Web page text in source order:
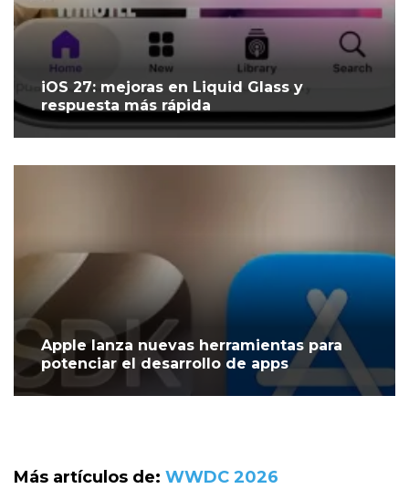
iOS 27: mejoras en Liquid Glass y
respuesta más rápida
Apple lanza nuevas herramientas para
potenciar el desarrollo de apps
Más artículos de: WWDC 2026